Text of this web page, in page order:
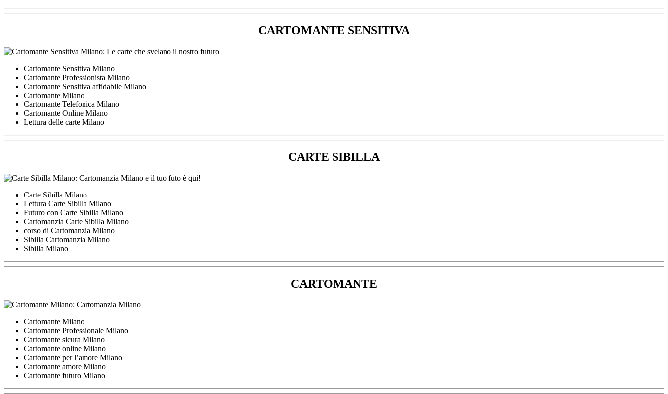
CARTOMANTE SENSITIVA
Cartomante Sensitiva Milano
Cartomante Professionista Milano
Cartomante Sensitiva affidabile Milano
Cartomante Milano
Cartomante Telefonica Milano
Cartomante Online Milano
Lettura delle carte Milano
CARTE SIBILLA
Carte Sibilla Milano
Lettura Carte Sibilla Milano
Futuro con Carte Sibilla Milano
Cartomanzia Carte Sibilla Milano
corso di Cartomanzia Milano
Sibilla Cartomanzia Milano
Sibilla Milano
CARTOMANTE
Cartomante Milano
Cartomante Professionale Milano
Cartomante sicura Milano
Cartomante online Milano
Cartomante per l’amore Milano
Cartomante amore Milano
Cartomante futuro Milano